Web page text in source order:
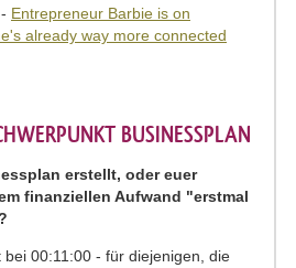
Entrepreneur Barbie is on
already way more connected
BUSINESSPLAN
erstellt, oder euer
finanziellen Aufwand "erstmal
bei 00:11:00 - für diejenigen, die